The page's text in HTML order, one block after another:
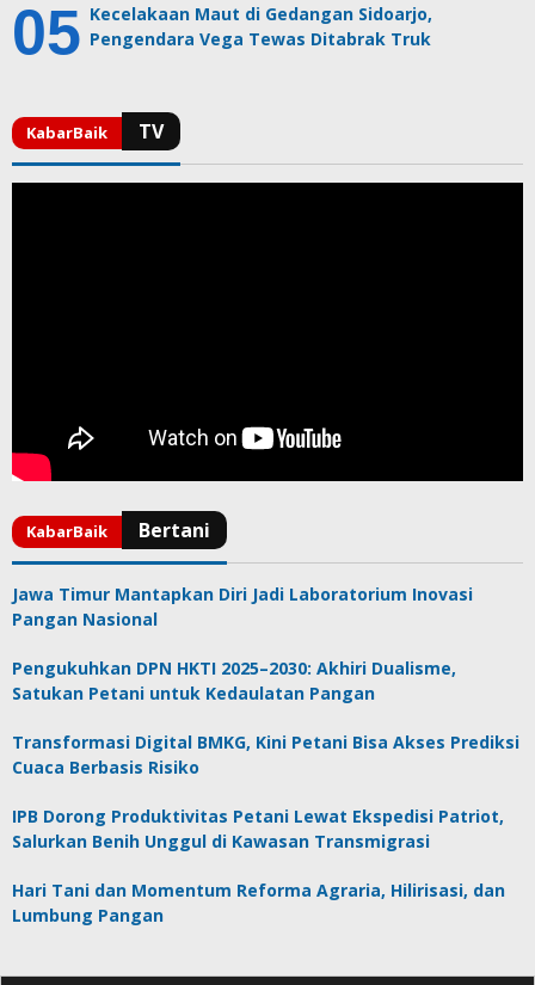
Kecelakaan Maut di Gedangan Sidoarjo,
Pengendara Vega Tewas Ditabrak Truk
Jawa Timur Mantapkan Diri Jadi Laboratorium Inovasi
Pangan Nasional
Pengukuhkan DPN HKTI 2025–2030: Akhiri Dualisme,
Satukan Petani untuk Kedaulatan Pangan
Transformasi Digital BMKG, Kini Petani Bisa Akses Prediksi
Cuaca Berbasis Risiko
IPB Dorong Produktivitas Petani Lewat Ekspedisi Patriot,
Salurkan Benih Unggul di Kawasan Transmigrasi
Hari Tani dan Momentum Reforma Agraria, Hilirisasi, dan
Lumbung Pangan